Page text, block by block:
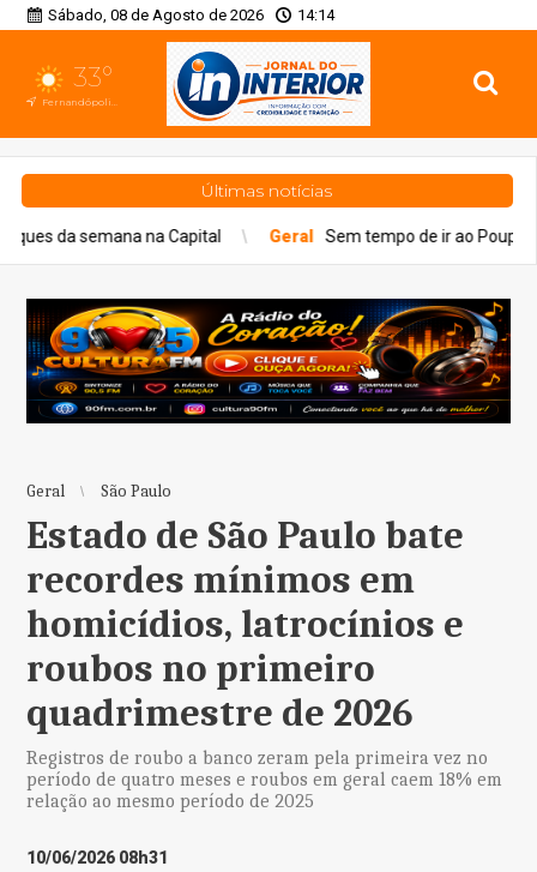
Sábado, 08 de Agosto de 2026 14:14
33°
Fernandópolis, SP
Últimas notícias
Capital Geral Sem tempo de ir ao Poupatempo? Veja
Geral São Paulo
Estado de São Paulo bate
recordes mínimos em
homicídios, latrocínios e
roubos no primeiro
quadrimestre de 2026
Registros de roubo a banco zeram pela primeira vez no
período de quatro meses e roubos em geral caem 18% em
relação ao mesmo período de 2025
10/06/2026 08h31